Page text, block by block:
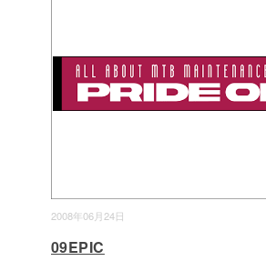
2008年06月24日
09EPIC